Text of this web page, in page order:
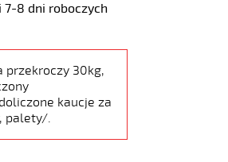
8 dni roboczych
przekroczy 30kg,
kaucje za
palety/.